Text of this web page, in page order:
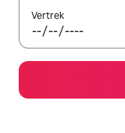
Vertrek